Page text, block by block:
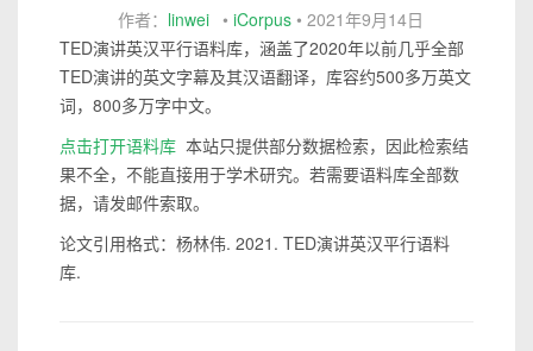
作者： linwei • iCorpus • 2021年9月14日
TED演讲英汉平行语料库，涵盖了2020年以前几乎全部
TED演讲的英文字幕及其汉语翻译，库容约500多万英文
词，800多万字中文。
点击打开语料库 本站只提供部分数据检索，因此检索结
果不全，不能直接用于学术研究。若需要语料库全部数
据，请发邮件索取。
论文引用格式：杨林伟. 2021. TED演讲英汉平行语料
库.